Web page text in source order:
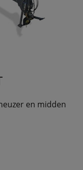
en midden